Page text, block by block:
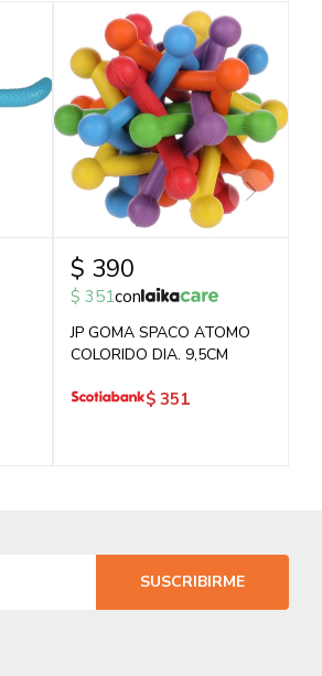
$ 390
$ 351con
JP GOMA SPACO ATOMO
COLORIDO DIA. 9,5CM
$ 351
SUSCRIBIRME